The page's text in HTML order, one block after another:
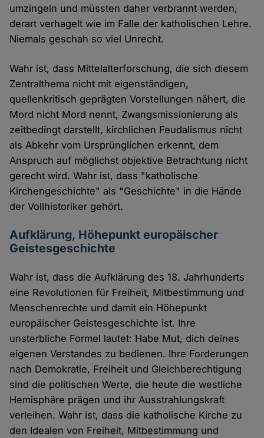
umzingeln und müssten daher verbrannt werden,
derart verhagelt wie im Falle der katholischen Lehre.
Niemals geschah so viel Unrecht.
Wahr ist, dass Mittelalterforschung, die sich diesem
Zentralthema nicht mit eigenständigen,
quellenkritisch geprägten Vorstellungen nähert, die
Mord nicht Mord nennt, Zwangsmissionierung als
zeitbedingt darstellt, kirchlichen Feudalismus nicht
als Abkehr vom Ursprünglichen erkennt, dem
Anspruch auf möglichst objektive Betrachtung nicht
gerecht wird. Wahr ist, dass "katholische
Kirchengeschichte" als "Geschichte" in die Hände
der Vollhistoriker gehört.
Aufklärung, Höhepunkt europäischer
Geistesgeschichte
Wahr ist, dass die Aufklärung des 18. Jahrhunderts
eine Revolutionen für Freiheit, Mitbestimmung und
Menschenrechte und damit ein Höhepunkt
europäischer Geistesgeschichte ist. Ihre
unsterbliche Formel lautet: Habe Mut, dich deines
eigenen Verstandes zu bedienen. Ihre Forderungen
nach Demokratie, Freiheit und Gleichberechtigung
sind die politischen Werte, die heute die westliche
Hemisphäre prägen und ihr Ausstrahlungskraft
verleihen. Wahr ist, dass die katholische Kirche zu
den Idealen von Freiheit, Mitbestimmung und